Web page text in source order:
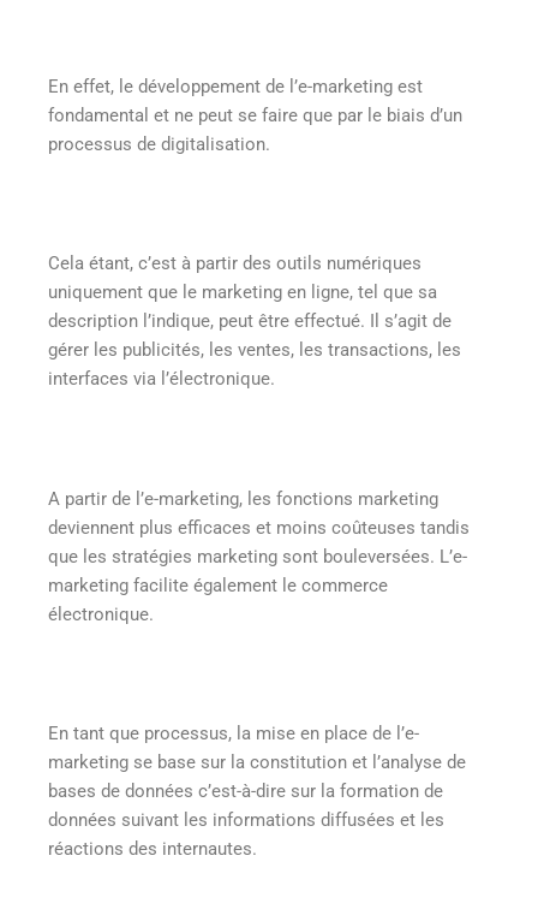
En effet, le développement de l’e-marketing est
fondamental et ne peut se faire que par le biais d’un
processus de digitalisation.
Cela étant, c’est à partir des outils numériques
uniquement que le marketing en ligne, tel que sa
description l’indique, peut être effectué. Il s’agit de
gérer les publicités, les ventes, les transactions, les
interfaces via l’électronique.
A partir de l’e-marketing, les fonctions marketing
deviennent plus efficaces et moins coûteuses tandis
que les stratégies marketing sont bouleversées. L’e-
marketing facilite également le commerce
électronique.
En tant que processus, la mise en place de l’e-
marketing se base sur la constitution et l’analyse de
bases de données c’est-à-dire sur la formation de
données suivant les informations diffusées et les
réactions des internautes.